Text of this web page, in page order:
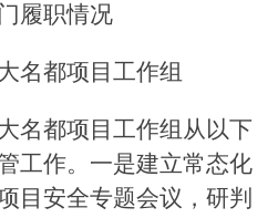
履职情况
名都项目工作组
名都项目工作组从以下
工作。一是建立常态化
目安全专题会议，研判